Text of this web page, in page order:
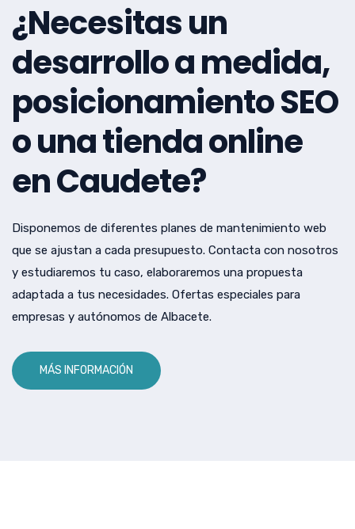
¿Necesitas un
desarrollo a medida,
posicionamiento SEO
o una tienda online
en Caudete?
Disponemos de diferentes planes de mantenimiento web
que se ajustan a cada presupuesto. Contacta con nosotros
y estudiaremos tu caso, elaboraremos una propuesta
adaptada a tus necesidades. Ofertas especiales para
empresas y autónomos de Albacete.
MÁS INFORMACIÓN